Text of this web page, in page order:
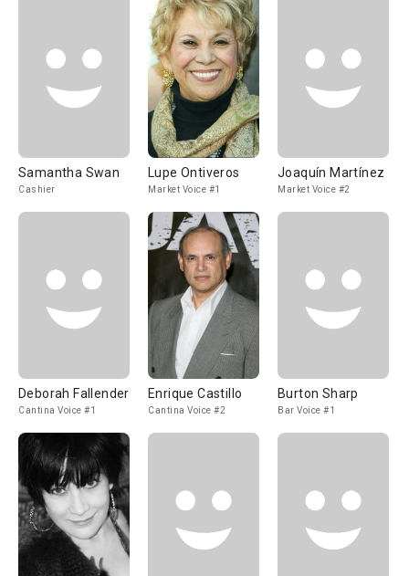
Samantha Swan
Cashier
Lupe Ontiveros
Market Voice #1
Joaquín Martínez
Market Voice #2
Deborah Fallender
Cantina Voice #1
Enrique Castillo
Cantina Voice #2
Burton Sharp
Bar Voice #1